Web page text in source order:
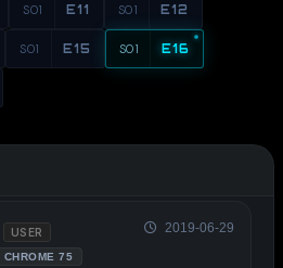
S01 E11 S01 E12
S01 E15 S01 E16
USER
CHROME 75
2019-06-29